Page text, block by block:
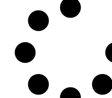
métodos ineficazes e
mascarar impactos
ambientais.